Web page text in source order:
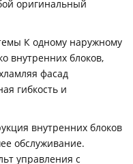
оригинальный
К одному наружному
внутренних блоков,
фасад
гибкость и
внутренних блоков
обслуживание.
управления с